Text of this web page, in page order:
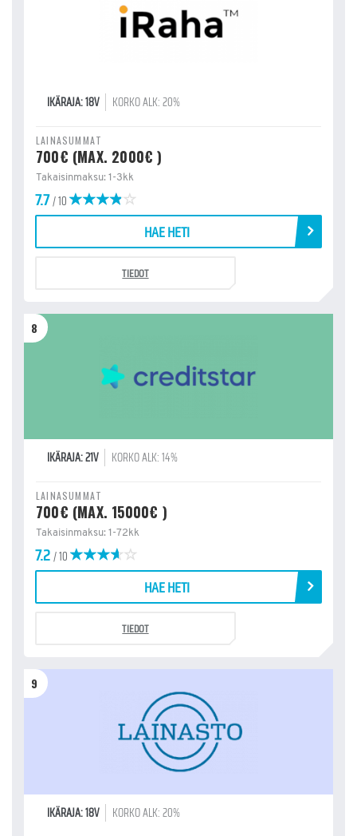
IKÄRAJA: 18V KORKO ALK: 20%
LAINASUMMAT
700€ (MAX. 2000€ )
Takaisinmaksu: 1-3kk
7.7/ 10
HAE HETI
TIEDOT
8
IKÄRAJA: 21V KORKO ALK: 14%
LAINASUMMAT
700€ (MAX. 15000€ )
Takaisinmaksu: 1-72kk
7.2/ 10
HAE HETI
TIEDOT
9
IKÄRAJA: 18V KORKO ALK: 20%